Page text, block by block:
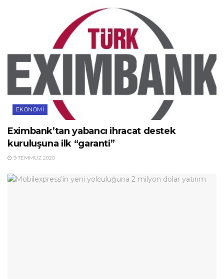
EKONOMI
Eximbank’tan yabancı ihracat destek
kuruluşuna ilk “garanti”
9 TEMMUZ 2020